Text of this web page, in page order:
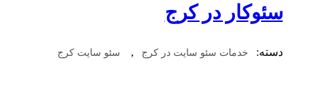
سئوکار در کرج
دسته: خدمات سئو سایت در کرج , سئو سایت کرج